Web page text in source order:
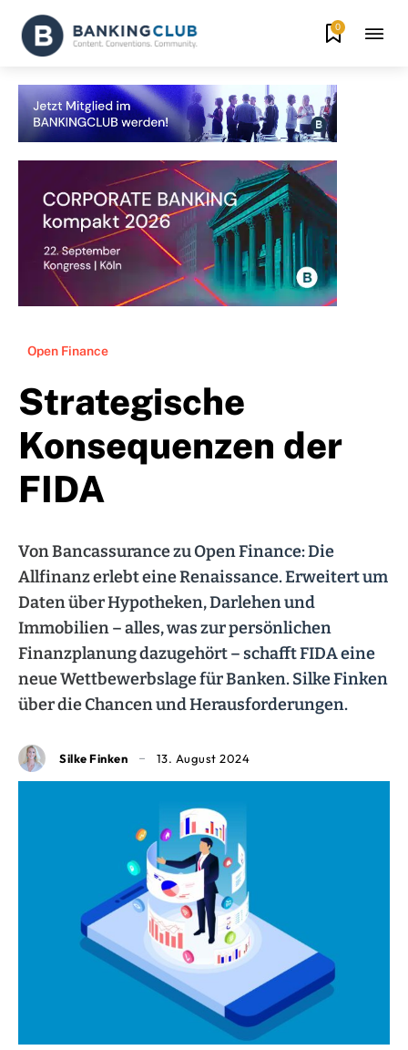
0
Open Finance
Strategische
Konsequenzen der
FIDA
Von Bancassurance zu Open Finance: Die
Allfinanz erlebt eine Renaissance. Erweitert um
Daten über Hypotheken, Darlehen und
Immobilien – alles, was zur persönlichen
Finanzplanung dazugehört – schafft FIDA eine
neue Wettbewerbslage für Banken. Silke Finken
über die Chancen und Herausforderungen.
Silke Finken 13. August 2024